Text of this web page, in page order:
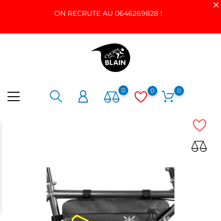
ON RECRUTE AU 0646269828 !
0 0 0